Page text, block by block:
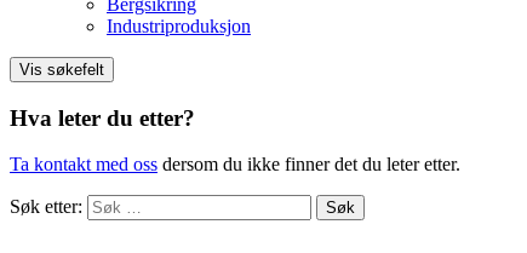
Bergsikring
Industriproduksjon
Vis søkefelt
Hva leter du etter?
Ta kontakt med oss dersom du ikke finner det du leter etter.
Søk etter: